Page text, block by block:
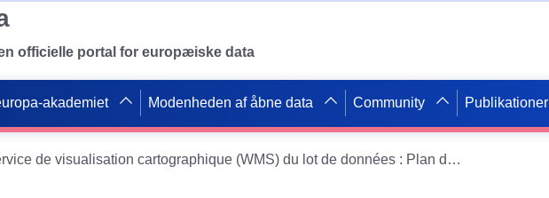
officielle portal for europæiske data
akademiet Modenheden af åbne data Community Publikationer
Service de visualisation cartographique (WMS) du lot de données : Plan de prévention des risques naturels de Rumilly (Haute-Savoie) – approuvé le 25/10/2013